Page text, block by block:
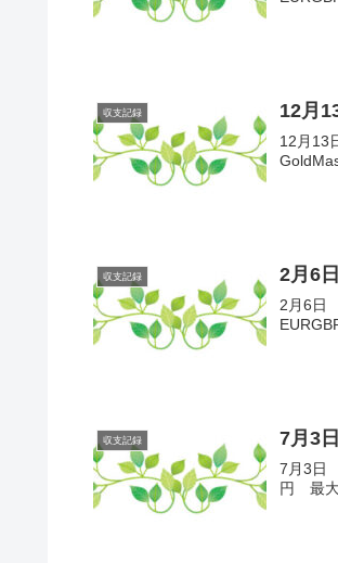
収支記録 12月
12月13
収支記録 2月6
2月6日
収支記録 7月3
7月3日
円 最大